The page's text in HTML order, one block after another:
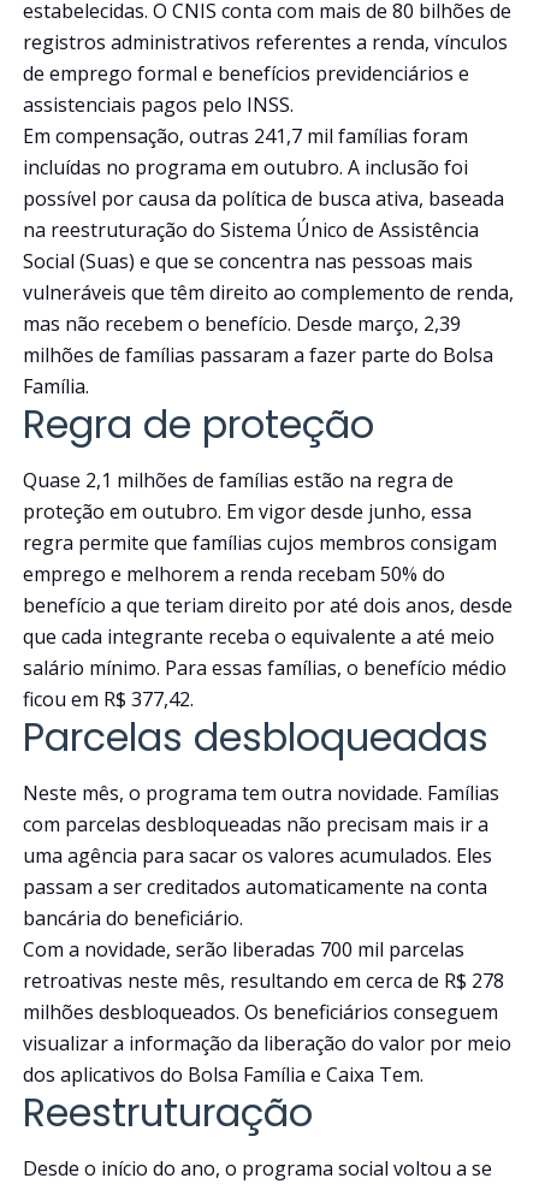
estabelecidas. O CNIS conta com mais de 80 bilhões de
registros administrativos referentes a renda, vínculos
de emprego formal e benefícios previdenciários e
assistenciais pagos pelo INSS.
Em compensação, outras 241,7 mil famílias foram
incluídas no programa em outubro. A inclusão foi
possível por causa da política de busca ativa, baseada
na reestruturação do Sistema Único de Assistência
Social (Suas) e que se concentra nas pessoas mais
vulneráveis que têm direito ao complemento de renda,
mas não recebem o benefício. Desde março, 2,39
milhões de famílias passaram a fazer parte do Bolsa
Família.
Regra de proteção
Quase 2,1 milhões de famílias estão na regra de
proteção em outubro. Em vigor desde junho, essa
regra permite que famílias cujos membros consigam
emprego e melhorem a renda recebam 50% do
benefício a que teriam direito por até dois anos, desde
que cada integrante receba o equivalente a até meio
salário mínimo. Para essas famílias, o benefício médio
ficou em R$ 377,42.
Parcelas desbloqueadas
Neste mês, o programa tem outra novidade. Famílias
com parcelas desbloqueadas não precisam mais ir a
uma agência para sacar os valores acumulados. Eles
passam a ser creditados automaticamente na conta
bancária do beneficiário.
Com a novidade, serão liberadas 700 mil parcelas
retroativas neste mês, resultando em cerca de R$ 278
milhões desbloqueados. Os beneficiários conseguem
visualizar a informação da liberação do valor por meio
dos aplicativos do Bolsa Família e Caixa Tem.
Reestruturação
Desde o início do ano, o programa social voltou a se